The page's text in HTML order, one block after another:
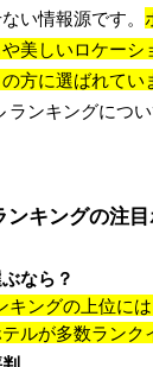
い情報源です。
美しいロケーシ
方に選ばれてい
ランキングにつ
ンキングの注
なら？
キングの上位に
ルが多数ランク